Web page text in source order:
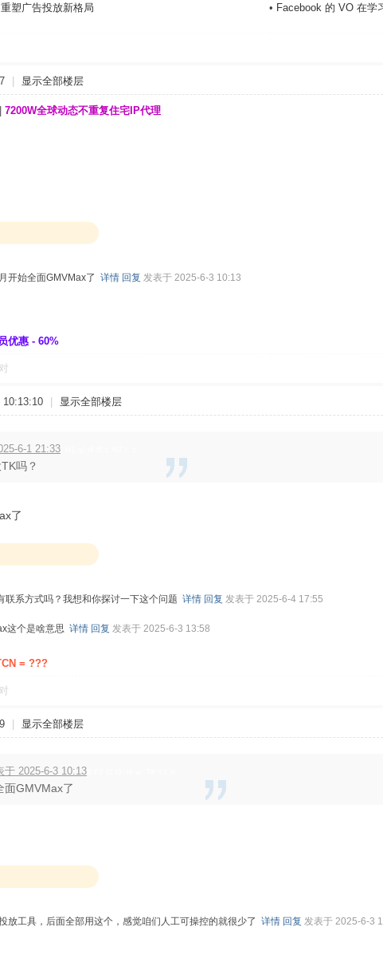
塑广告投放新格局 • Facebook 的 VO 在学
显示全部楼层
7200W全球动态不重复住宅IP代理
开始全面GMVMax了 详情 回复 发表于 2025-6-3 10:13
优惠 - 60%
10:13:10 显示全部楼层
6-1 21:33
吗？
了
联系方式吗？我想和你探讨一下这个问题 详情 回复 发表于 2025-6-4 17:55
这个是啥意思 详情 回复 发表于 2025-6-3 13:58
= ???
显示全部楼层
于 2025-6-3 10:13
面GMVMax了
放工具，后面全部用这个，感觉咱们人工可操控的就很少了 详情 回复 发表于 2025-6-3